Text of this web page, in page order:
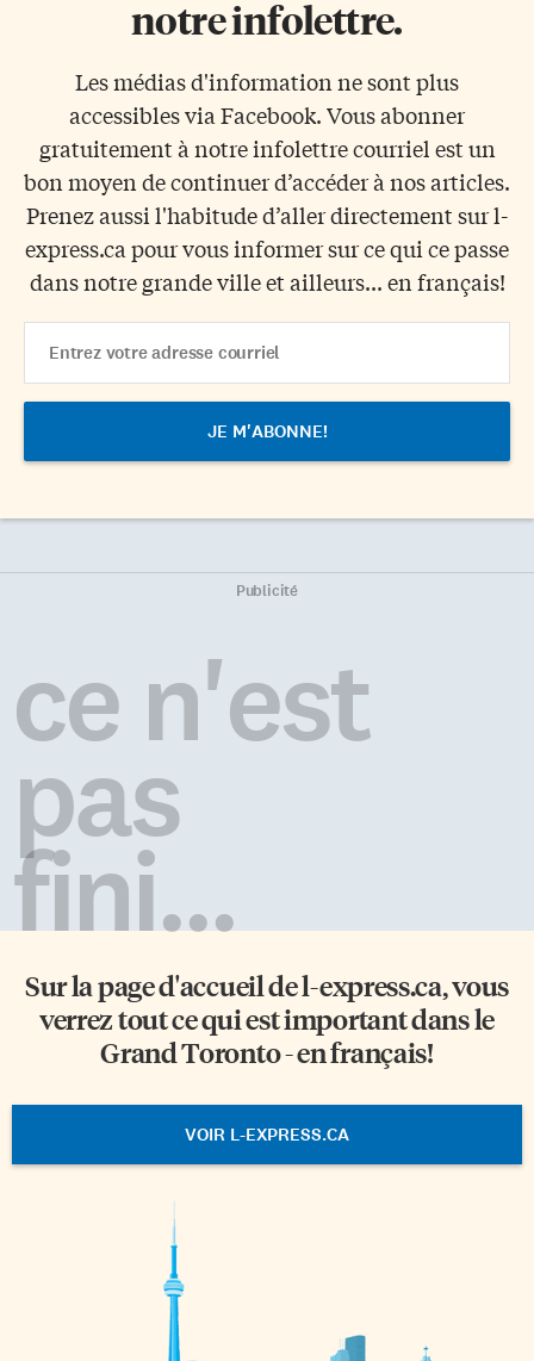
notre infolettre.
Les médias d'information ne sont plus
accessibles via Facebook. Vous abonner
gratuitement à notre infolettre courriel est un
bon moyen de continuer d’accéder à nos articles.
Prenez aussi l'habitude d’aller directement sur l-
express.ca pour vous informer sur ce qui ce passe
dans notre grande ville et ailleurs... en français!
Address
Publicité
ce n'est
pas
fini...
Sur la page d'accueil del-express.ca, vous
verrez tout ce qui est important dans le
Grand Toronto - en français!
VOIR L-EXPRESS.CA